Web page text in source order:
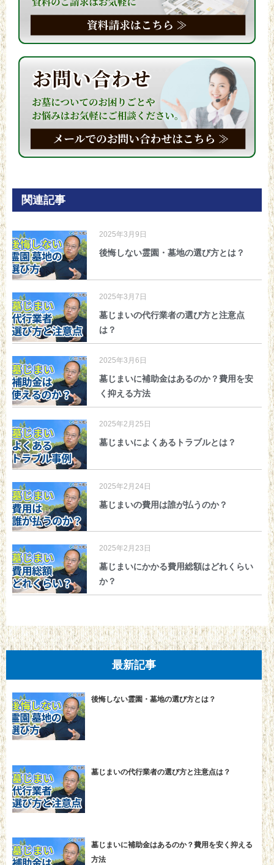
関連記事
後悔しない霊園・墓地の選び方とは？
2025年3月9日
墓じまいの代行業者の選び方と注意点
は？
2025年3月7日
墓じまいに補助金はあるのか？費用を安
く抑える方法
2025年3月6日
墓じまいによくあるトラブルとは？
2025年2月25日
墓じまいの費用は誰が払うのか？
2025年2月24日
墓じまいにかかる費用総額はどれくらい
か？
2025年2月23日
最新記事
後悔しない霊園・墓地の選び方とは？
墓じまいの代行業者の選び方と注意点は？
墓じまいに補助金はあるのか？費用を安く抑える
方法